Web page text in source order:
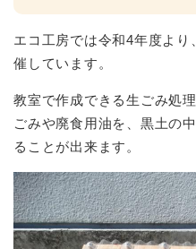
エコ工房では令和4年度よ
催しています。
教室で作成できる生ごみ処
ごみや廃食用油を、黒土の
ることが出来ます。